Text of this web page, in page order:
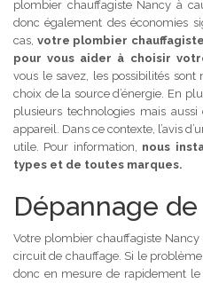
plombier chauffagiste Nancy à
donc également des économies
cas, votre plombier
pour vous aider à choisir
vous le savez, les possibilités
choix de la source d’énergie. En
plusieurs technologies mais
appareil. Dans ce contexte, l’avis
utile. Pour information, nous
types et de toutes marques.
Dépannage
Votre plombier chauffagiste Nancy
circuit de chauffage. Si le
donc en mesure de rapidement le